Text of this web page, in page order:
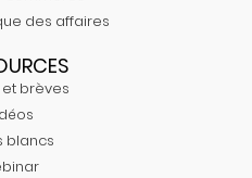
des affaires
brèves
blancs